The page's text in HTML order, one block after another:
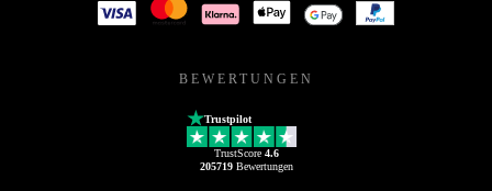
BEWERTUNGEN
Trustpilot
TrustScore 4.6
205719Bewertungen